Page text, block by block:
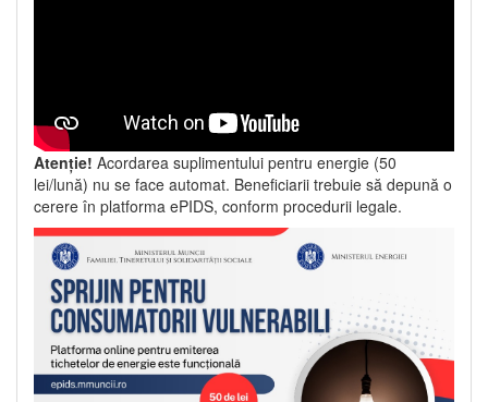
Atenție! Acordarea suplimentului pentru energie (50
lei/lună) nu se face automat. Beneficiarii trebuie să depună o
cerere în platforma ePIDS, conform procedurii legale.